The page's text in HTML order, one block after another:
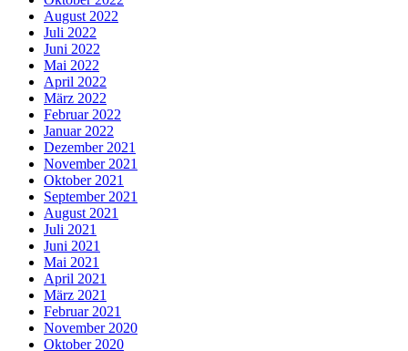
August 2022
Juli 2022
Juni 2022
Mai 2022
April 2022
März 2022
Februar 2022
Januar 2022
Dezember 2021
November 2021
Oktober 2021
September 2021
August 2021
Juli 2021
Juni 2021
Mai 2021
April 2021
März 2021
Februar 2021
November 2020
Oktober 2020